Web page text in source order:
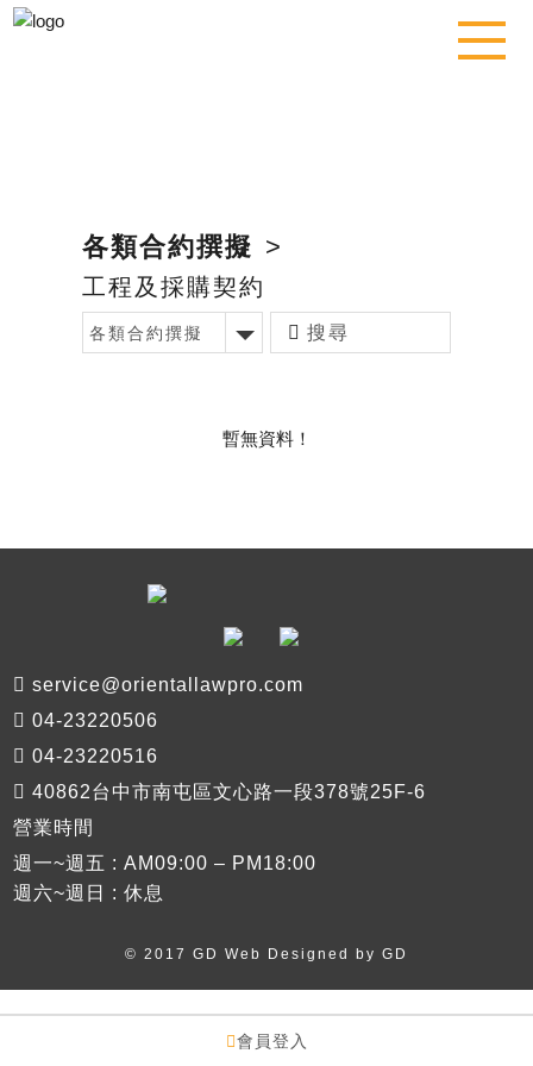
會員登入
各類合約撰擬 >
工程及採購契約
各類合約撰擬
暫無資料！
service@orientallawpro.com
04-23220506
04-23220516
40862台中市南屯區文心路一段378號25F-6
營業時間
週一~週五 : AM09:00 – PM18:00
週六~週日 : 休息
© 2017 GD Web Designed by GD